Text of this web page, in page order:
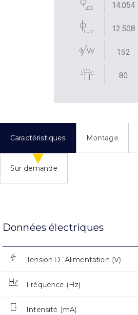
14.054
12.508
152
80
Caractéristiques Montage
Sur demande
Données électriques
Tension D`Alimentation (V)
Fréquence (Hz)
Intensité (mA)